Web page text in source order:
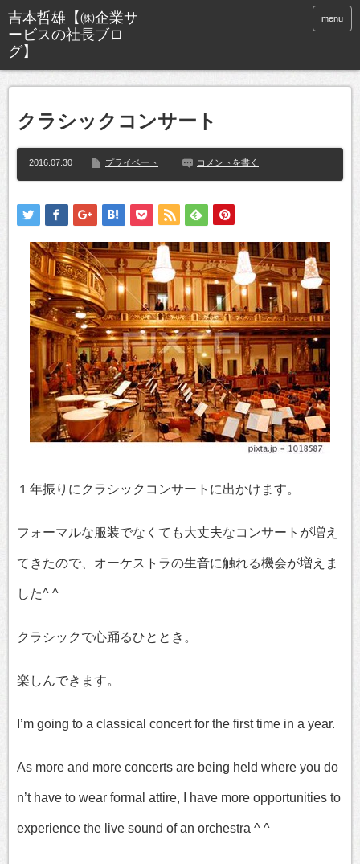
menu
クラシックコンサート
2016.07.30 プライベート コメントを書く
１年振りにクラシックコンサートに出かけます。
フォーマルな服装でなくても大丈夫なコンサートが増え
てきたので、オーケストラの生音に触れる機会が増えま
した^ ^
クラシックで心踊るひととき。
楽しんできます。
I’m going to a classical concert for the first time in a year.
As more and more concerts are being held where you do
n’t have to wear formal attire, I have more opportunities to
experience the live sound of an orchestra ^ ^